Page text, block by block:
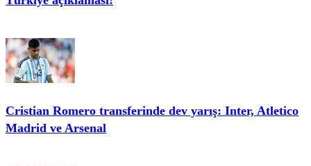
Cristian Romero transferinde dev yarış: Inter, Atletico
Madrid ve Arsenal